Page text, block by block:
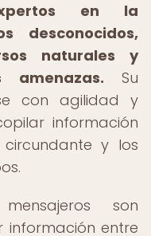
en la
desconocidos,
naturales y
amenazas. Su
con agilidad y
información
y los
son
información entre